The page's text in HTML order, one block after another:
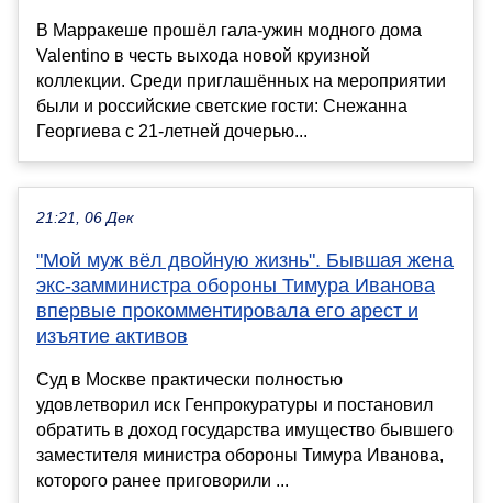
В Марракеше прошёл гала-ужин модного дома
Valentino в честь выхода новой круизной
коллекции. Среди приглашённых на мероприятии
были и российские светские гости: Снежанна
Георгиева с 21-летней дочерью...
21:21, 06 Дек
"Мой муж вёл двойную жизнь". Бывшая жена
экс-замминистра обороны Тимура Иванова
впервые прокомментировала его арест и
изъятие активов
Суд в Москве практически полностью
удовлетворил иск Генпрокуратуры и постановил
обратить в доход государства имущество бывшего
заместителя министра обороны Тимура Иванова,
которого ранее приговорили ...